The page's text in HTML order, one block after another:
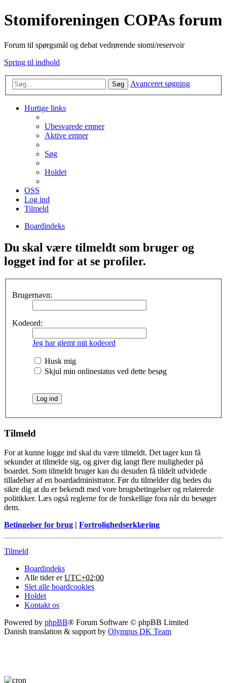
Stomiforeningen COPAs forum
Forum til spørgsmål og debat vedrørende stomi/reservoir
Spring til indhold
Søg Avanceret søgning
Hurtige links
Ubesvarede emner
Aktive emner
Søg
Holdet
OSS
Log ind
Tilmeld
Boardindeks
Du skal være tilmeldt som bruger og
logget ind for at se profiler.
Brugernavn:
Kodeord:
Jeg har glemt mit kodeord
Husk mig
Skjul min onlinestatus ved dette besøg
Tilmeld
For at kunne logge ind skal du være tilmeldt. Det tager kun få
sekunder at tilmelde sig, og giver dig langt flere muligheder på
boardet. Som tilmeldt bruger kan du desuden få tildelt udvidede
tilladelser af en boardadministrator. Før du tilmelder dig bedes du
sikre dig at du er bekendt med vore brugsbetingelser og relaterede
politikker. Læs også reglerne for de forskellige fora når du besøger
dem.
Betingelser for brug | Fortrolighedserklæring
Tilmeld
Boardindeks
Alle tider erUTC+02:00
Slet alle boardcookies
Holdet
Kontakt os
Powered by phpBB® Forum Software © phpBB Limited
Danish translation & support by Olympus DK Team